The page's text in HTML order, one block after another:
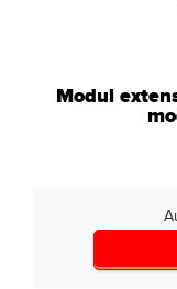
Modul